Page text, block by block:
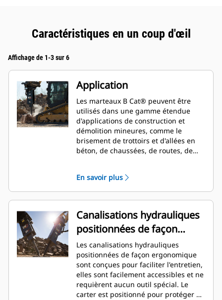
Caractéristiques en un coup d'œil
Affichage de 1-3 sur 6
Application
Les marteaux B Cat® peuvent être
utilisés dans une gamme étendue
d'applications de construction et
démolition mineures, comme le
brisement de trottoirs et d'allées en
béton, de chaussées, de routes, de
destruction des sols gelés pour les
réparations d'infrastructure réseau.
En savoir plus
Canalisations hydrauliques
positionnées de façon
ergonomique
Les canalisations hydrauliques
positionnées de façon ergonomique
sont conçues pour faciliter l'entretien,
elles sont facilement accessibles et ne
requièrent aucun outil spécial. Le
carter est positionné pour protéger de